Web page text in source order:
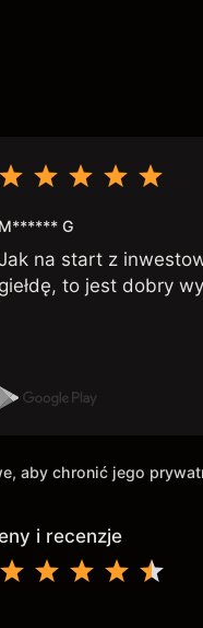
M****** G
na start z
giełdę, to jest dobry
aby chronić jego
i recenzje